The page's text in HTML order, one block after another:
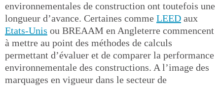
environnementales de construction ont toutefois une
longueur d’avance. Certaines comme LEED aux
Etats-Unis ou BREAAM en Angleterre commencent
à mettre au point des méthodes de calculs
permettant d’évaluer et de comparer la performance
environnementale des constructions. A l’image des
marquages en vigueur dans le secteur de